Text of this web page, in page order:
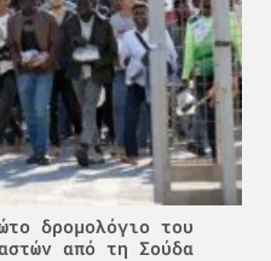
δρομολόγιο του
από τη Σούδα